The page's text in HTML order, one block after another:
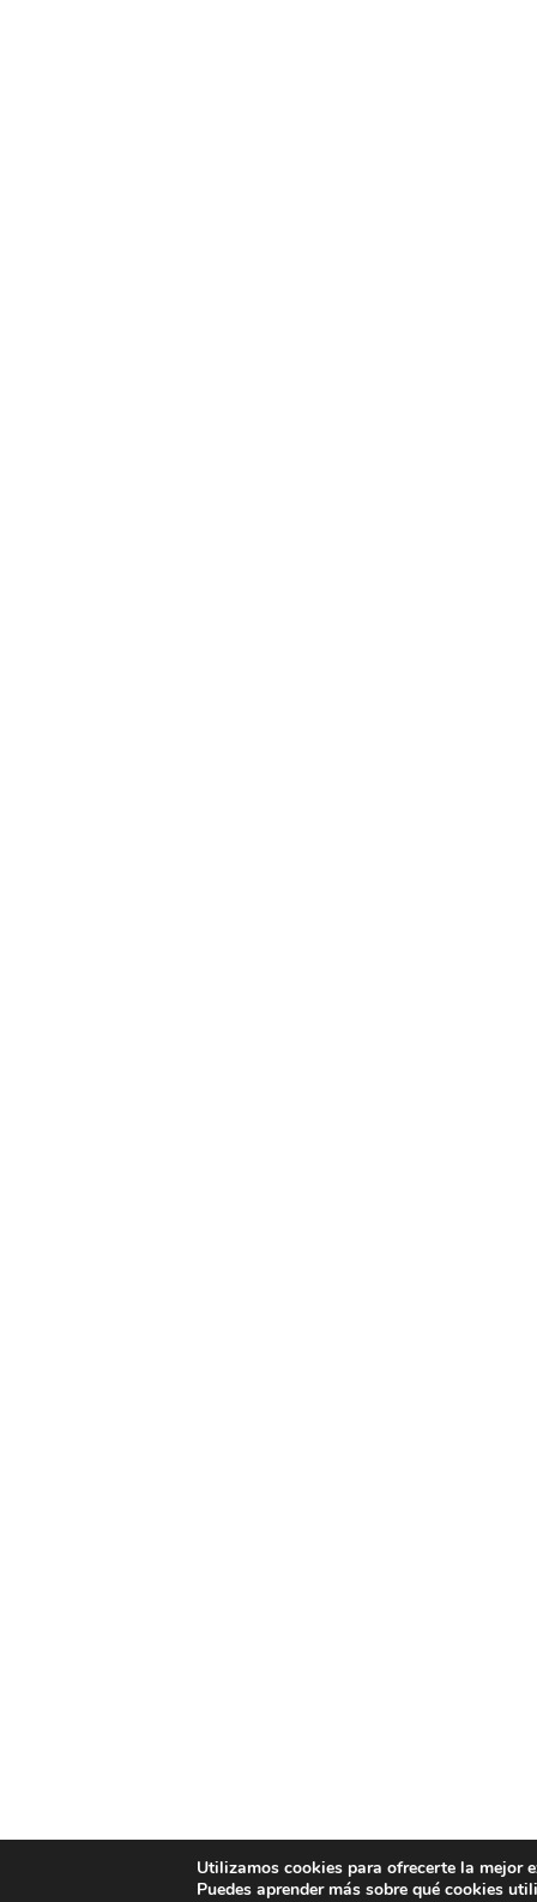
Utilizamos cookies para ofrecerte la mejor
Puedes aprender más sobre qué cookies